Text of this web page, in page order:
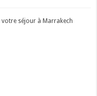
votre séjour à Marrakech